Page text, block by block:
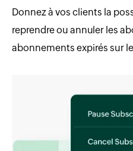
Donnez à vos clients la
reprendre ou annuler les
abonnements expirés sur